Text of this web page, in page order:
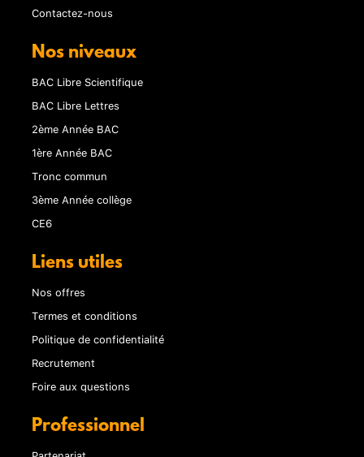
Contactez-nous
Nos niveaux
BAC Libre Scientifique
BAC Libre Lettres
2ème Année BAC
1ère Année BAC
Tronc commun
3ème Année collège
CE6
Liens utiles
Nos offres
Termes et conditions
Politique de confidentialité
Recrutement
Foire aux questions
Professionnel